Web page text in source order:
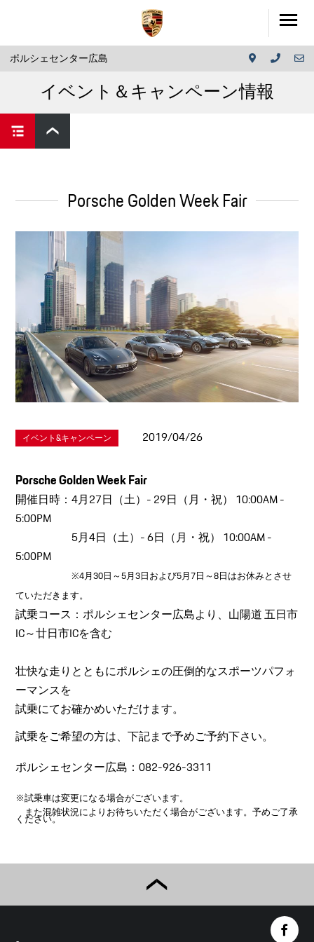
ポルシェセンター広島
イベント＆キャンペーン情報
Porsche Golden Week Fair
イベント&キャンペーン 2019/04/26
Porsche Golden Week Fair
開催日時：4月27日（土）- 29日（月・祝） 10:00AM -
5:00PM
5月4日（土）- 6日（月・祝） 10:00AM -
5:00PM
※4月30日～5月3日および5月7日～8日はお休みとさせ
ていただきます。
試乗コース：ポルシェセンター広島より、山陽道 五日市
IC～廿日市ICを含む
壮快な走りとともにポルシェの圧倒的なスポーツパフォ
ーマンスを
試乗にてお確かめいただけます。
試乗をご希望の方は、下記まで予めご予約下さい。
ポルシェセンター広島：082-926-3311
※試乗車は変更になる場合がございます。
また混雑状況によりお待ちいただく場合がございます。予めご了承
ください。